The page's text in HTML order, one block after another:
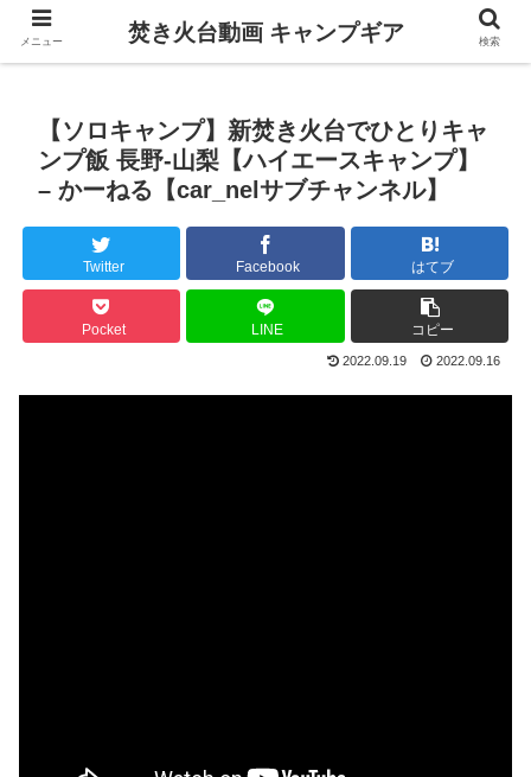
【ソロキャンプ】新焚き火台でひとりキャ
ンプ飯 長野-山梨【ハイエースキャンプ】
– かーねる【car_nelサブチャンネル】
Twitter Facebook はてブ
Pocket LINE コピー
2022.09.19 2022.09.16
メニュー 焚き火台動画 キャンプギア 検索